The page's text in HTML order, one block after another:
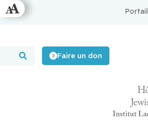
Portail
Faire un don